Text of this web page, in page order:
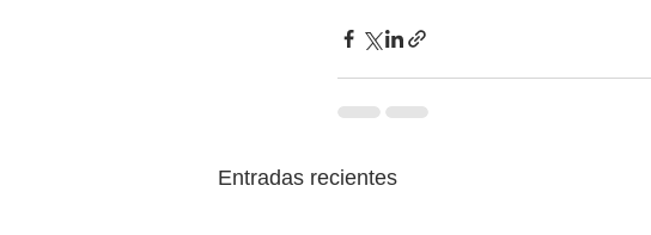
Entradas recientes